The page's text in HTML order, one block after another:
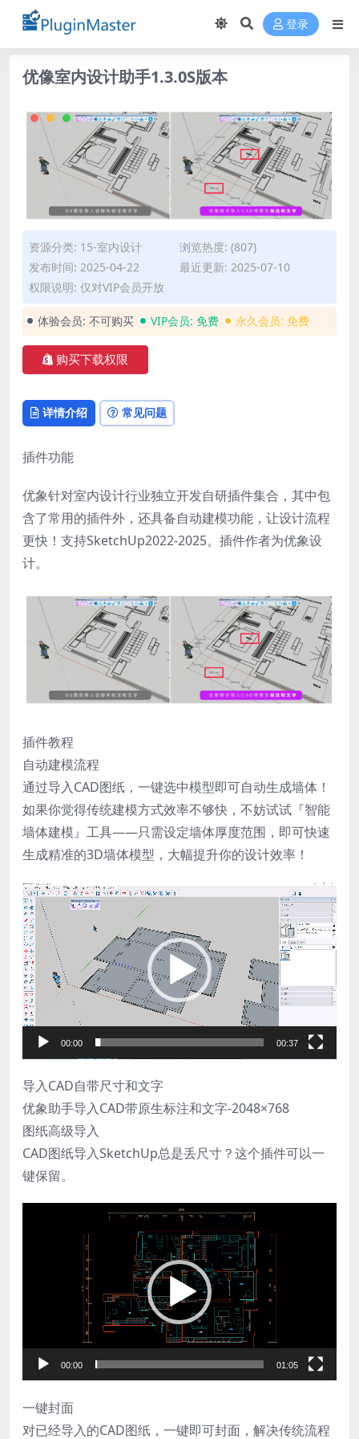
登录
优像室内设计助手1.3.0S版本
资源分类: 15-室内设计
浏览热度: (807)
发布时间: 2025-04-22
最近更新: 2025-07-10
权限说明: 仅对VIP会员开放
体验会员: 不可购买 VIP会员: 免费 永久会员: 免费
购买下载权限
详情介绍 常见问题
插件功能
优象针对室内设计行业独立开发自研插件集合，其中包
含了常用的插件外，还具备自动建模功能，让设计流程
更快！支持SketchUp2022-2025。插件作者为优象设
计。
插件教程
自动建模流程
通过导入CAD图纸，一键选中模型即可自动生成墙体！
如果你觉得传统建模方式效率不够快，不妨试试『智能
墙体建模』工具——只需设定墙体厚度范围，即可快速
生成精准的3D墙体模型，大幅提升你的设计效率！
视
频
播
放
器
00:00 00:37
导入CAD自带尺寸和文字
优象助手导入CAD带原生标注和文字-2048×768
图纸高级导入
CAD图纸导入SketchUp总是丢尺寸？这个插件可以一
键保留。
00:00 01:05
一键封面
对已经导入的CAD图纸，一键即可封面，解决传统流程